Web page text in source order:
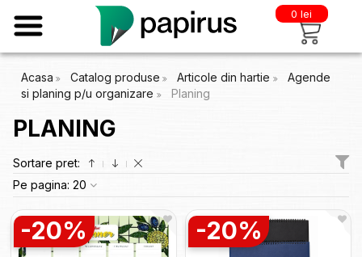
0 lei
Acasa Catalog produse Articole din hartie
Agende
si planing p/u organizare
Planing
PLANING
Sortare pret:
Pe pagina: 20
-20% -20%